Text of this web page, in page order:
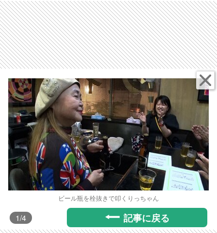
ーー名物ママ、りっちゃんが思う人生の引き
際
ビール瓶を栓抜きで叩くりっちゃん
1/4 記事に戻る